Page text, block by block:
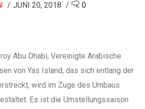
JUNI 20, 2018 0
Abu Dhabi, Vereinigte Arabische
von Yas Island, das sich entlang der
wird im Zuge des Umbaus
Es ist die Umstellungssaison